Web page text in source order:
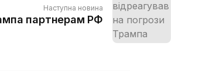
Наступна новина
партнерам РФ